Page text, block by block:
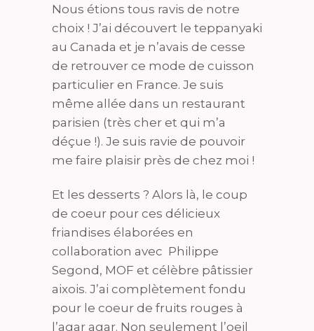
Nous étions tous ravis de notre
choix ! J’ai découvert le teppanyaki
au Canada et je n’avais de cesse
de retrouver ce mode de cuisson
particulier en France. Je suis
même allée dans un restaurant
parisien (très cher et qui m’a
déçue !). Je suis ravie de pouvoir
me faire plaisir près de chez moi !
Et les desserts ? Alors là, le coup
de coeur pour ces délicieux
friandises élaborées en
collaboration avec Philippe
Segond, MOF et célèbre pâtissier
aixois. J’ai complètement fondu
pour le coeur de fruits rouges à
l’agar agar. Non seulement l’oeil